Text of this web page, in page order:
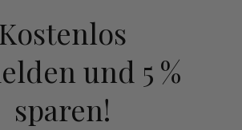
Kostenlos
und 5 %
sparen!